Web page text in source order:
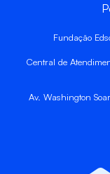
Fundação
Central de
Av. Washington